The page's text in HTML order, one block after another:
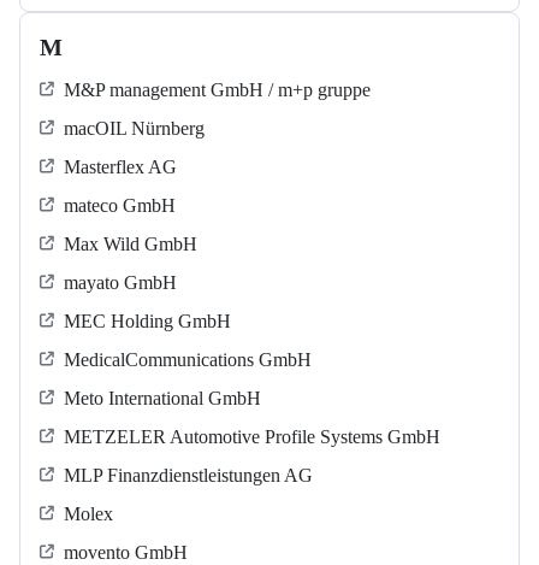
M
M&P management GmbH / m+p gruppe
macOIL Nürnberg
Masterflex AG
mateco GmbH
Max Wild GmbH
mayato GmbH
MEC Holding GmbH
MedicalCommunications GmbH
Meto International GmbH
METZELER Automotive Profile Systems GmbH
MLP Finanzdienstleistungen AG
Molex
movento GmbH